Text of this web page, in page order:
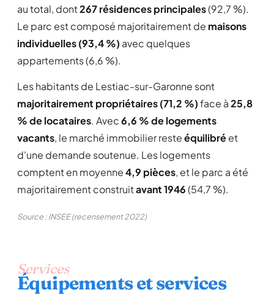
au total, dont267 résidences principales(92,7 %).
Le parc est composé majoritairement de maisons
individuelles (93,4 %) avec quelques
appartements (6,6 %).
Les habitants de Lestiac-sur-Garonne sont
majoritairement propriétaires (71,2 %)face à25,8
% de locataires. Avec6,6 % de logements
vacants, le marché immobilier resteéquilibréet
d'une demande soutenue. Les logements
comptent en moyenne4,9 pièces, et le parc a été
majoritairement construitavant 1946(54,7 %).
Source : INSEE (recensement 2022)
Services
Équipements et services